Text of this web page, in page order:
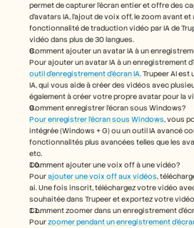
permet de capturer l’écran entier et offre des
d’avatars IA, l’ajout de voix off, le zoom avant
fonctionnalité de traduction vidéo par IA de
vidéo dans plus de 30 langues.
Comment ajouter un avatar IA à un
outil d’enregistrement d’écran IA. Trupeer AI est
IA, qui vous aide à créer des vidéos avec
également à créer votre propre avatar pour la
Comment enregistrer l’écran sous Windows?
Pour enregistrer l’écran sous Windows, vous
intégrée (Windows + G) ou un outil IA avancé
fonctionnalités plus avancées telles que les
etc.
Comment ajouter une voix off à une vidéo?
Pour ajouter une voix off aux vidéos,
ai. Une fois inscrit, téléchargez votre vidéo
souhaitée dans Trupeer et exportez votre
Comment zoomer dans un enregistrement
Pour zoomer pendant un enregistrement